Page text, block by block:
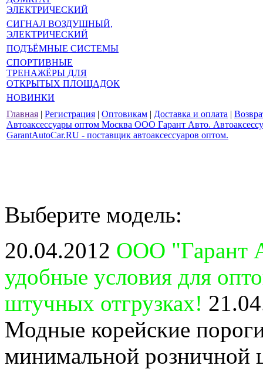
ЭЛЕКТРИЧЕСКИЙ
СИГНАЛ ВОЗДУШНЫЙ,
ЭЛЕКТРИЧЕСКИЙ
ПОДЪЁМНЫЕ СИСТЕМЫ
СПОРТИВНЫЕ
ТРЕНАЖЁРЫ ДЛЯ
ОТКРЫТЫХ ПЛОЩАДОК
НОВИНКИ
Главная | Регистрация | Оптовикам | Доставка и оплата |
Автоаксессуары оптом Москва ООО Гарант Авто.
GarantAutoCar.RU - поставщик автоаксессуаров оптом.
Выберите модель:
20.04.2012 ООО "Гарант
удобные условия для
штучных отгрузках!
Модные корейские
минимальной розничной